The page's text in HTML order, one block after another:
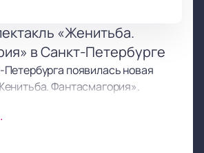
«Женитьба.
в Санкт-Петербурге
появилась новая
Фантасмагория».
парк, дом 4.